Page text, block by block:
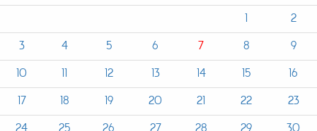
1
2
3
4 5 6 7 8
9
10
11 12 13 14 15
16
17
18 19 20 21 22
23